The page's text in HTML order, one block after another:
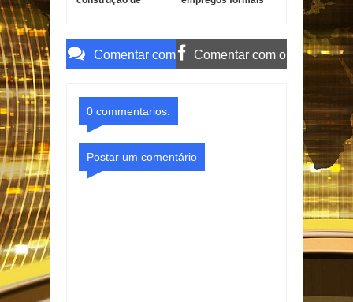
irregularidades
Comentar com Comentar com o
0 commentarios:
Postar um comentário